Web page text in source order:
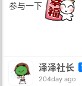
参与一下
泽泽社长
204day ago